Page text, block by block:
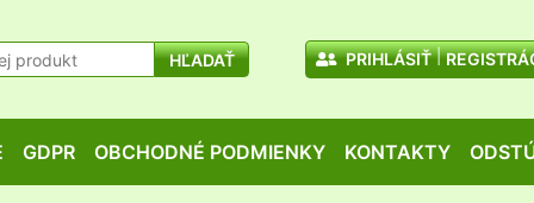
HĽADAŤ PRIHLÁSIŤ
GDPR OBCHODNÉ PODMIENKY KONTAKTY